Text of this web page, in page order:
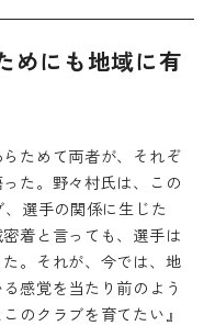
めにも地域に有
ためて両者が、それぞ
た。野々村氏は、この
選手の関係に生じた
着と言っても、選手は
。それが、今では、地
感覚を当たり前のよう
のクラブを育てたい』